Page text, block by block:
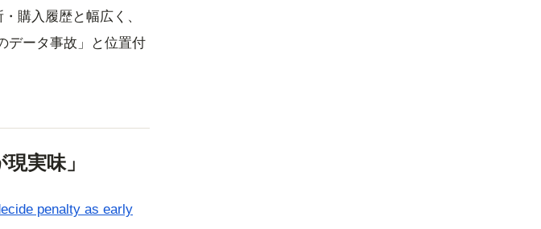
購入履歴と幅広く、
データ事故」と位置付
実味」
penalty as early